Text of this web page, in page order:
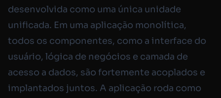
desenvolvida como uma única unidade
unificada. Em uma aplicação monolítica,
todos os componentes, como a interface do
usuário, lógica de negócios e camada de
acesso a dados, são fortemente acoplados e
implantados juntos. A aplicação roda como